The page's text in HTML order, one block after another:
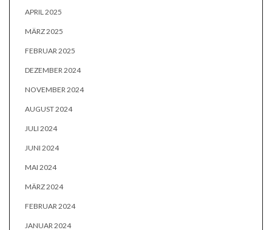
APRIL 2025
MÄRZ 2025
FEBRUAR 2025
DEZEMBER 2024
NOVEMBER 2024
AUGUST 2024
JULI 2024
JUNI 2024
MAI 2024
MÄRZ 2024
FEBRUAR 2024
JANUAR 2024